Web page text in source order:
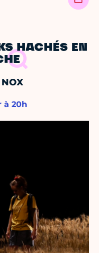
HACHÉS EN
NOX
à 20h